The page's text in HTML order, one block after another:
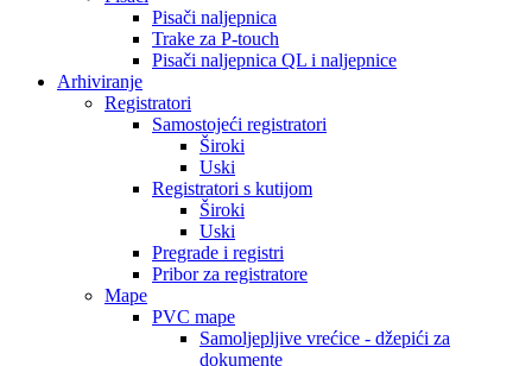
Pisači naljepnica
Trake za P-touch
Pisači naljepnica QL i naljepnice
Arhiviranje
Registratori
Samostojeći registratori
Široki
Uski
Registratori s kutijom
Široki
Uski
Pregrade i registri
Pribor za registratore
Mape
PVC mape
Samoljepljive vrećice - džepići za
dokumente